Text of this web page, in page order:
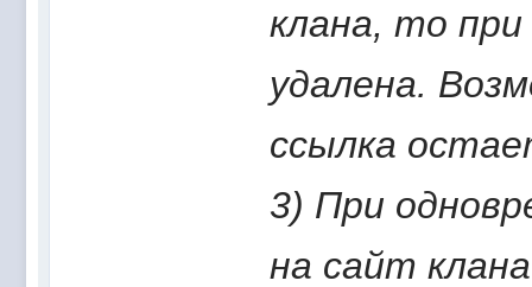
клана, то
удалена.
ссылка
3) При
на сайт